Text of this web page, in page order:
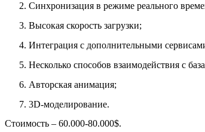
Синхронизация в режиме реального
Высокая скорость загрузки;
Интеграция с дополнительными
Несколько способов взаимодействия с
Авторская анимация;
3D-моделирование.
Стоимость – 60.000-80.000$.